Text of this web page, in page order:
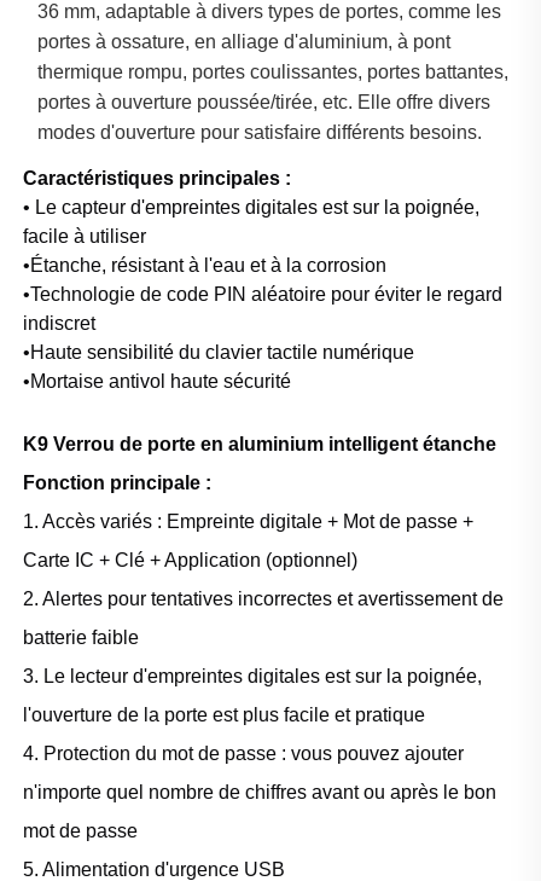
36 mm, adaptable à divers types de portes, comme les
portes à ossature, en alliage d'aluminium, à pont
thermique rompu, portes coulissantes, portes battantes,
portes à ouverture poussée/tirée, etc. Elle offre divers
modes d'ouverture pour satisfaire différents besoins.
Caractéristiques principales :
• Le capteur d'empreintes digitales est sur la poignée,
facile à utiliser
•Étanche, résistant à l'eau et à la corrosion
•Technologie de code PIN aléatoire pour éviter le regard
indiscret
•Haute sensibilité du clavier tactile numérique
•Mortaise antivol haute sécurité
K9 Verrou de porte en aluminium intelligent étanche
Fonction principale :
1. Accès variés : Empreinte digitale + Mot de passe +
Carte IC + Clé + Application (optionnel)
2. Alertes pour tentatives incorrectes et avertissement de
batterie faible
3. Le lecteur d'empreintes digitales est sur la poignée,
l'ouverture de la porte est plus facile et pratique
4. Protection du mot de passe : vous pouvez ajouter
n'importe quel nombre de chiffres avant ou après le bon
mot de passe
5. Alimentation d'urgence USB